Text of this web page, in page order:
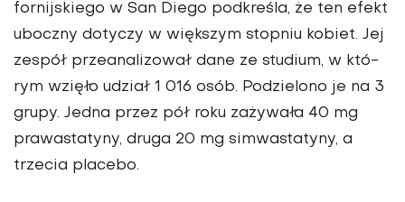
fornijskiego w San Diego pod­kreśla, że ten efekt
uboczny dotyczy w większym stopniu kobiet. Jej
zespół przeanalizo­wał dane ze studium, w któ­
rym wzięło udział 1 016 osób. Podzielono je na 3
grupy. Jedna przez pół roku zażywa­ła 40 mg
prawastatyny, druga 20 mg simwastatyny, a
trzecia placebo.